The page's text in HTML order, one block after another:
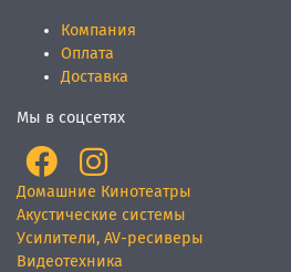
Компания
Оплата
Доставка
Мы в соцсетях
Домашние Кинотеатры
Акустические системы
Усилители, AV-ресиверы
Видеотехника